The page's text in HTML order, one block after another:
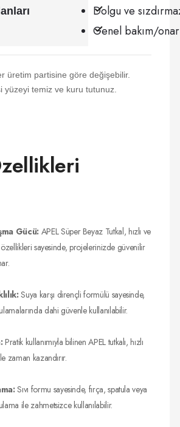
Dolgu ve
Genel bakım/
üretim partisine göre değişebilir.
yüzeyi temiz ve kuru tutunuz.
Gücü: APEL Süper Beyaz Tutkal, hızlı ve
sayesinde, projelerinizde güvenilir
Suya karşı dirençli formülü sayesinde,
dahi güvenle kullanılabilir.
Pratik kullanımıyla bilinen APEL tutkalı, hızlı
zaman kazandırır.
Sıvı formu sayesinde, fırça, spatula veya
ile zahmetsizce kullanılabilir.